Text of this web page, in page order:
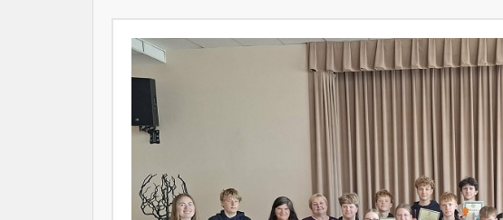
Jeigu kiltų klausimų dėl
administraciją